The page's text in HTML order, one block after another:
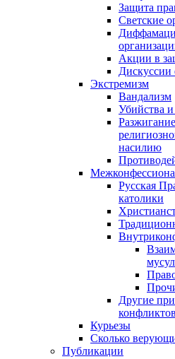
Защита
Светские
Акции в
Дискуссии
Экстремизм
Вандализм
Убийства
насилию
Русская
католики
Другие
конфликтов
Курьезы
Сколько
Публикации